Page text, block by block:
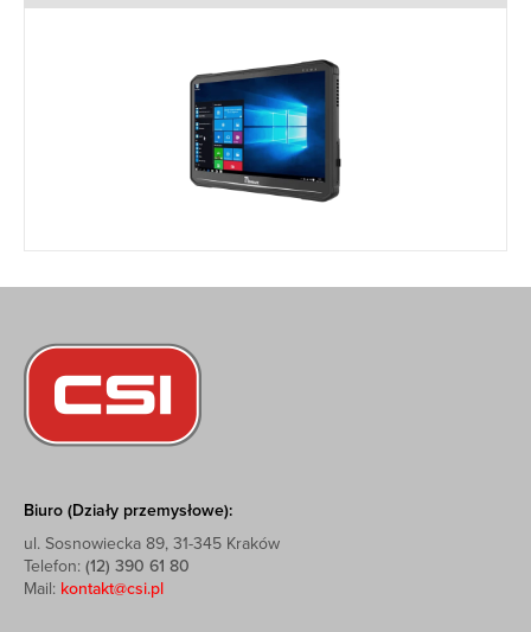
Biuro (Działy przemysłowe):
ul. Sosnowiecka 89, 31-345 Kraków
Telefon: (12) 390 61 80
Mail: kontakt@csi.pl